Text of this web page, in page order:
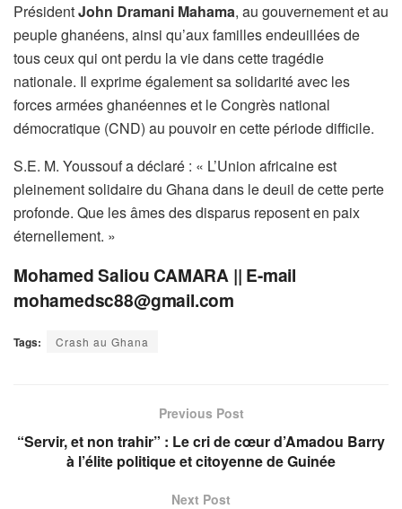
PrésidentJohn Dramani Mahama, au gouvernement et au
peuple ghanéens, ainsi qu’aux familles endeuillées de
tous ceux qui ont perdu la vie dans cette tragédie
nationale. Il exprime également sa solidarité avec les
forces armées ghanéennes et le Congrès national
démocratique (CND) au pouvoir en cette période difficile.
S.E. M. Youssouf a déclaré : « L’Union africaine est
pleinement solidaire du Ghana dans le deuil de cette perte
profonde. Que les âmes des disparus reposent en paix
éternellement. »
Mohamed Saliou CAMARA || E-mail
mohamedsc88@gmail.com
Tags: Crash au Ghana
Previous Post
“Servir, et non trahir” : Le cri de cœur d’Amadou Barry
à l’élite politique et citoyenne de Guinée
Next Post